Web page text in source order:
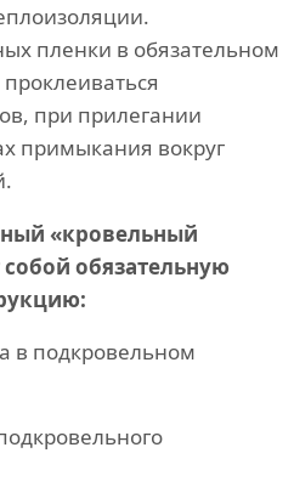
пленки в обязательном
при прилегании
примыкания вокруг
«кровельный
обязательную
в подкровельном